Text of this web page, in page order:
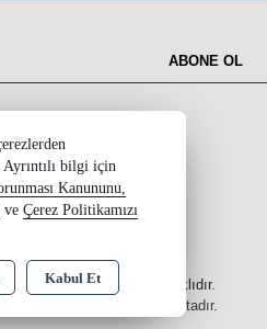
ABONE OL
- Tüm hakları saklıdır.
sertifikası ile korunmaktadır.
Ayrıntılı bilgi için
Kanununu,
ve Çerez Politikamızı
Kabul Et